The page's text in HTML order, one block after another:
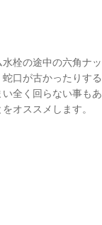
栓の途中の六角ナ
口が古かったりす
全く回らない事も
オススメします。